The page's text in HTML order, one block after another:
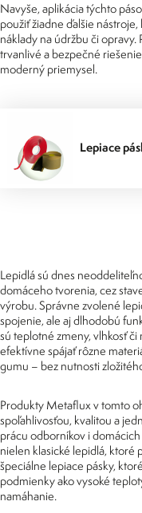
Navyše, aplikácia týchto
použiť žiadne ďalšie
náklady na údržbu či
trvanlivé a bezpečné
moderný priemysel.
Lepiace
Lepidlá sú dnes
domáceho tvorenia, cez
výrobu. Správne zvolené
spojenie, ale aj dlhodobú
sú teplotné zmeny, vlhkosť
efektívne spájať rôzne
gumu – bez nutnosti
Produkty Metaflux v tomto
spoľahlivosťou, kvalitou a
prácu odborníkov i
nielen klasické lepidlá, ktoré
špeciálne lepiace pásky,
podmienky ako vysoké
namáhanie.